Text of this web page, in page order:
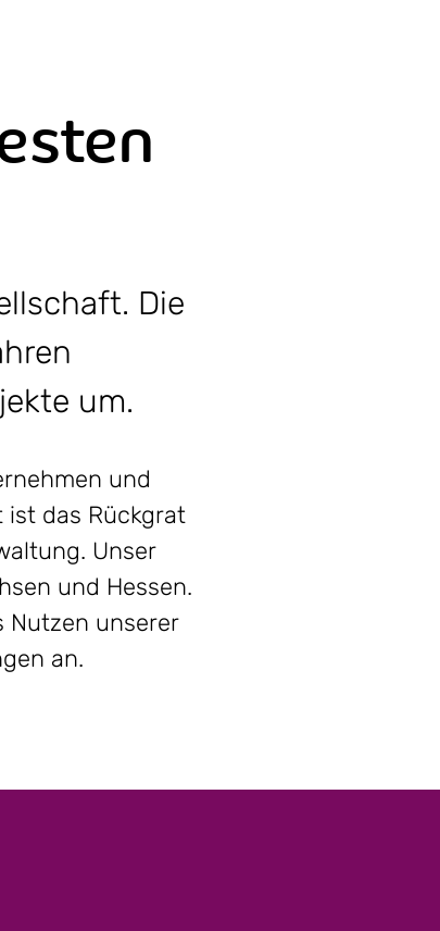
Die
um.
und
ist das Rückgrat
Unser
und Hessen.
Nutzen unserer
an.